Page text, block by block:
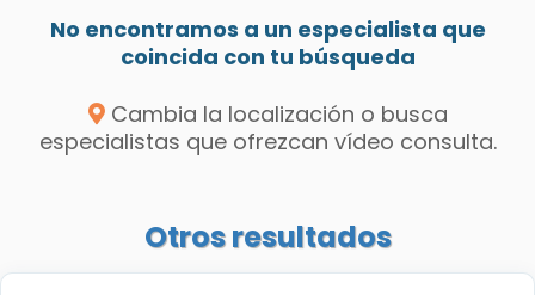
No encontramos a un especialista que
coincida con tu búsqueda
Cambia la localización o busca
especialistas que ofrezcan vídeo consulta.
Otros resultados